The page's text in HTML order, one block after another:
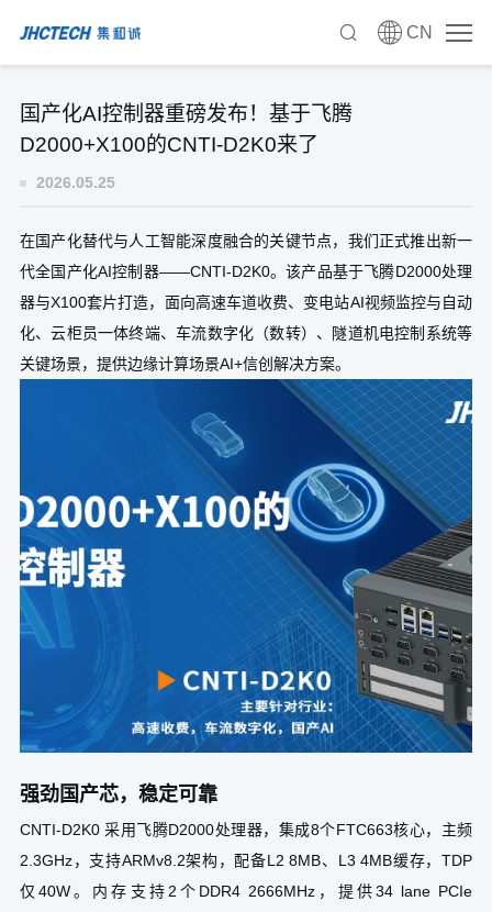
CN
国产化AI控制器重磅发布！基于飞腾
D2000+X100的CNTI-D2K0来了
2026.05.25
在国产化替代与人工智能深度融合的关键节点，我们正式推出新一
代全国产化AI控制器——CNTI-D2K0。该产品基于飞腾D2000处理
器与X100套片打造，面向高速车道收费、变电站AI视频监控与自动
化、云柜员一体终端、车流数字化（数转）、隧道机电控制系统等
关键场景，提供边缘计算场景AI+信创解决方案。
强劲国产芯，稳定可靠
CNTI-D2K0 采用飞腾D2000处理器，集成8个FTC663核心，主频
2.3GHz，支持ARMv8.2架构，配备L2 8MB、L3 4MB缓存，TDP
仅40W。内存支持2个DDR4 2666MHz，提供34 lane PCIe